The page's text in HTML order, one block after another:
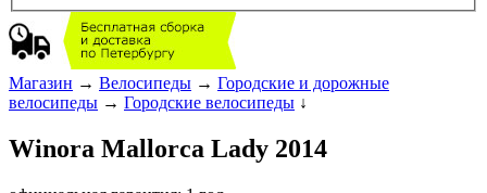
Магазин → Велосипеды → Городские и дорожные
велосипеды → Городские велосипеды ↓
Winora Mallorca Lady 2014